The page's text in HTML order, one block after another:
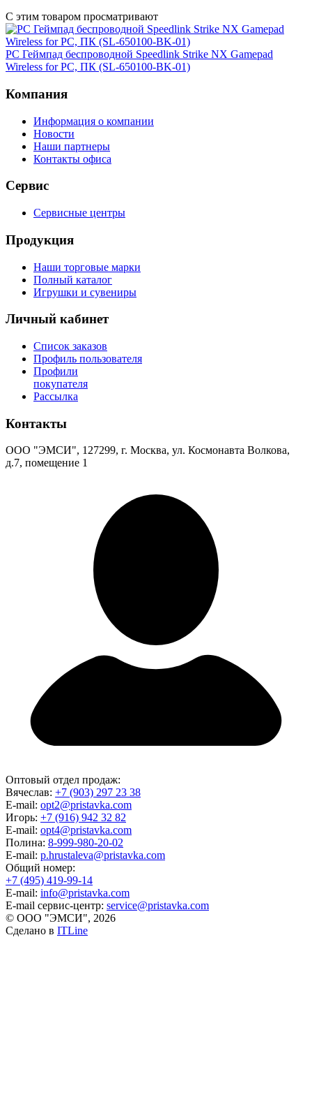
С этим товаром просматривают
PC Геймпад беспроводной Speedlink Strike NX Gamepad
Wireless for PC, ПК (SL-650100-BK-01)
Компания
Информация о компании
Новости
Наши партнеры
Контакты офиса
Сервис
Сервисные центры
Продукция
Наши торговые марки
Полный каталог
Игрушки и сувениры
Личный кабинет
Список заказов
Профиль пользователя
Профили
покупателя
Рассылка
Контакты
ООО "ЭМСИ", 127299, г. Москва, ул. Космонавта Волкова,
д.7, помещение 1
Оптовый отдел продаж:
Вячеслав: +7 (903) 297 23 38
E-mail: opt2@pristavka.com
Игорь: +7 (916) 942 32 82
E-mail: opt4@pristavka.com
Полина: 8-999-980-20-02
E-mail: p.hrustaleva@pristavka.com
Общий номер:
+7 (495) 419-99-14
E-mail: info@pristavka.com
E-mail сервис-центр: service@pristavka.com
© ООО "ЭМСИ", 2026
Сделано в ITLine